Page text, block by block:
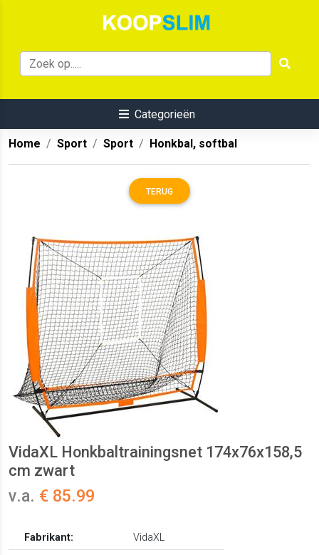
Categorieën
Home Sport Sport Honkbal, softbal
TERUG
VidaXL Honkbaltrainingsnet 174x76x158,5
cm zwart
v.a. € 85.99
Fabrikant:
VidaXL